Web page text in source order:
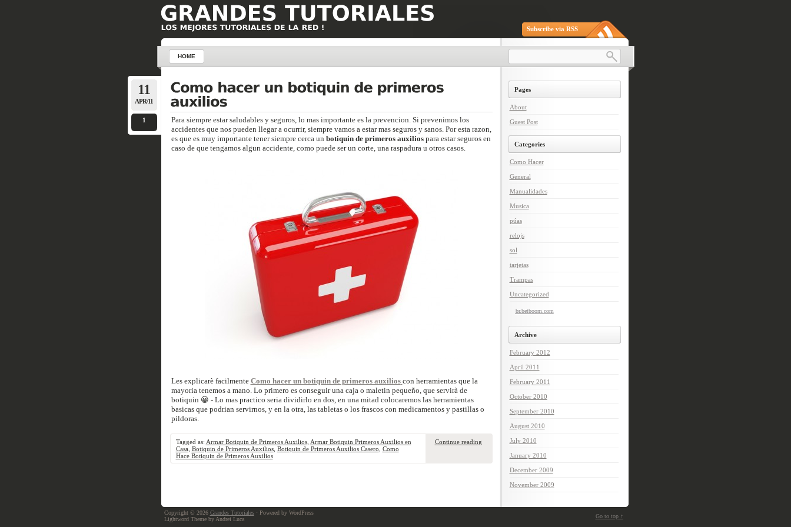
Subscribe via RSS
HOME
11
APR/11
1
Para siempre estar saludables y seguros, lo mas importante es la prevencion. Si prevenimos los
accidentes que nos pueden llegar a ocurrir, siempre vamos a estar mas seguros y sanos. Por esta razon,
es que es muy importante tener siempre cerca un botiquin de primeros auxiliospara estar seguros en
caso de que tengamos algun accidente, como puede ser un corte, una raspadura u otros casos.
Les explicarè facilmente Como hacer un botiquin de primeros auxilios con herramientas que la
mayoria tenemos a mano. Lo primero es conseguir una caja o maletin pequeño, que servirà de
botiquin 😀 - Lo mas practico seria dividirlo en dos, en una mitad colocaremos las herramientas
basicas que podrian servirnos, y en la otra, las tabletas o los frascos con medicamentos y pastillas o
pildoras.
Tagged as: Armar Botiquin de Primeros Auxilios, Armar Botiquin Primeros Auxilios en
Casa, Botiquin de Primeros Auxilios, Botiquin de Primeros Auxilios Casero Como
Hace Botiquin de Primeros Auxilios
Continue reading
Pages
About
Guest Post
Categories
Como Hacer
General
Manualidades
Musica
púas
relojs
sol
tarjetas
Trampas
Uncategorized
br.betboom.com
Archive
February 2012
April 2011
February 2011
October 2010
September 2010
August 2010
July 2010
January 2010
December 2009
November 2009
Copyright © 2026 Grandes Tutoriales· Powered by WordPress
Lightword Theme by Andrei Luca
Go to top ↑